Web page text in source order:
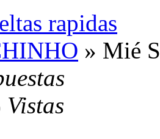
rapidas
» Mié
Vistas